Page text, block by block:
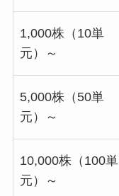
1,000株（10単
元）～
5,000株（50単
元）～
10,000株（100単
元）～